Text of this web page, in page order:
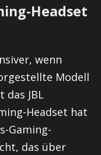
Headset
wenn
Modell
das JBL
Headset hat
Gaming-
das über